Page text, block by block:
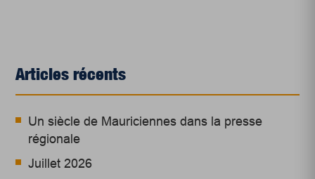
Articles récents
Un siècle de Mauriciennes dans la presse
régionale
Juillet 2026